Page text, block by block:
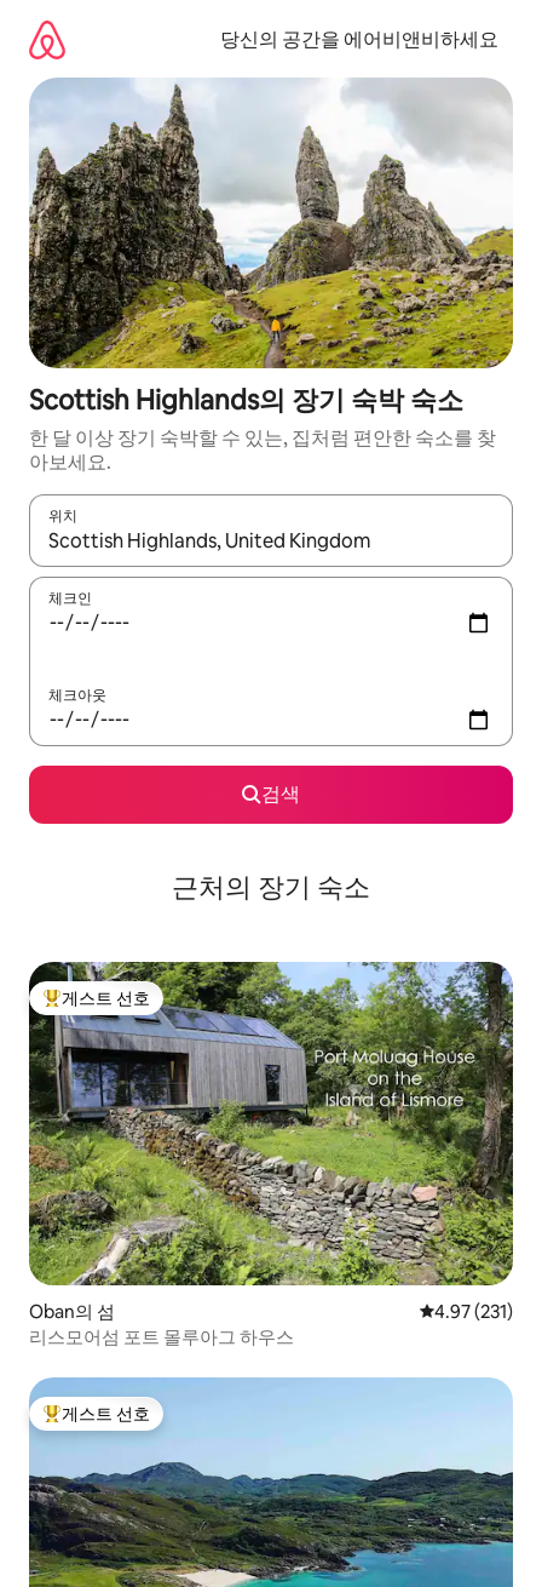
당신의 공간을 에어비앤비하세요
Scottish Highlands의 장기 숙박 숙소
한 달 이상 장기 숙박할 수 있는, 집처럼 편안한 숙소를 찾
아보세요.
위치
결과가 나오면 위·아래 화살표 키를 사용하거나 터치 또는 스와이
체크인
체크아웃
검색
근처의 장기 숙소
상위 게스트 선호
게스트 선호
Oban의 섬 평점 4.97점(5
4.97 (231)
리스모어섬 포트 몰루아그 하우스
상위 게스트 선호
게스트 선호